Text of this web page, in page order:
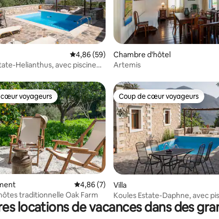
base de 100 commentaires : 4,86 sur 5
Évaluation moyenne sur la base de 59
4,86 (59)
Helianthus, avec piscine
Chambre d'hôtel
Artemis
la base de 41 commentaires : 4,88 sur 5
cœur voyageurs
voyageurs
Évaluation moyenne sur la base de 7
4,86 (7)
traditionnelle Oak Farm
Coup de cœur voyageurs
Coup de cœur voyageurs
Villa
Koules Estate-Daphne, avec
privée et barbecue
locations de vacances dans des